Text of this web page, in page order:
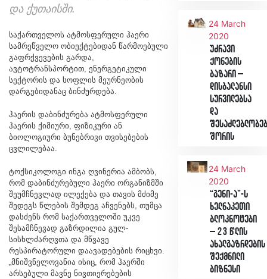
და ქუთაისში.
საქართველოს ატმოსფერული ჰაერი
სამრეწველო ობიექტებიდან წარმოებული
გაფრქვევების გარდა,
ავტოტრანსპორტით, ენერგეტიკული
სექტორის და სოფლის მეურნეობის
დარგებიდანაც ბინძურდება.
ჰაერის დაბინძურება ატმოსფერული
ჰაერის ქიმიური, ფიზიკური ან
ბიოლოგიური ბუნებრივი თვისებების
ცვლილებაა.
ტოქსიკოლოგი ინგა ღვინერია ამბობს,
რომ დაბინძურებული ჰაერი ორგანიზმში
შეუმჩნევლად ილექება და თავის მძიმე
შედეგს წლების შემდეგ აჩვენებს, თუმცა
დასძენს რომ საქართველოში უკვე
შესამჩნევად გაზრდილია გულ-
სისხლძარღვთა და მწვავე
რესპირატორული დაავადებების რიცხვი.
„მნიშვნელოვანია ისიც, რომ ჰაერში
არსებული მავნე ნივთიერებების
24 March
2020
უძრავი
ქონების
ბაზარი –
დისბალანსი
სურვილებსა
და
შორის
24 March
2020
“გენი-ა”-ს
ხელნაკეთი
ბლოკნოტები
– 23 წლის
ახალგაზრდების
შექმნილი
ბიზნესი